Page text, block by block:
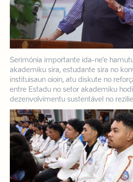
Serimónia importante ida-ne’e
akademiku sira, estudante sira no
instituisaun oioin, atu diskute no
entre Estadu no setor akademiku
dezenvolvimentu sustentável no